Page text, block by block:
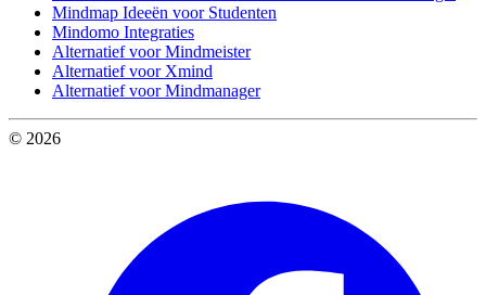
Mindmap Ideeën voor Studenten
Mindomo Integraties
Alternatief voor Mindmeister
Alternatief voor Xmind
Alternatief voor Mindmanager
© 2026